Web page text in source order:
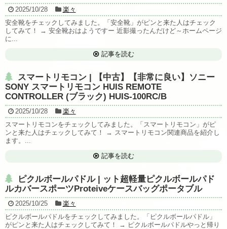
2025/10/28
楽々
安全靴をチェックしてみました。「安全靴」がピンと来た人はチェック
してみて！ → 安全靴おはようですー 近影撮ったんだけど～ホームページ
に...
記事を読む
スマートリモコン | 【中古】【非常に良い】ソニー
SONY スマートリモコン HUIS REMOTE
CONTROLLER (ブラック) HUIS-100RC/B
2025/10/28
楽々
スマートリモコンをチェックしてみました。「スマートリモコン」がピ
ンと来た人はチェックしてみて！ → スマートリモコン関連商品を紹介し
ます。...
記事を読む
ピクルボールパドル | ット超軽量ピクルボールパド
ルカバースポーツProteiveケースバッグポータブル
2025/10/25
楽々
ピクルボールパドルをチェックしてみました。「ピクルボールパドル」
がピンと来た人はチェックしてみて！ → ピクルボールパドルやっと帰り